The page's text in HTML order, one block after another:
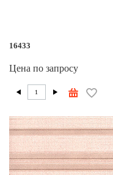
16433
Цена по запросу